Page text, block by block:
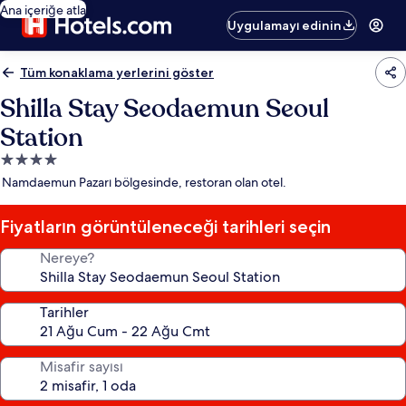
Ana içeriğe atla
Uygulamayı edinin
Tüm konaklama yerlerini göster
Shilla Stay Seodaemun Seoul
Station
4.0
yıldızlı
yeri
Namdaemun Pazarı bölgesinde, restoran olan otel.
Fiyatların görüntüleneceği tarihleri seçin
Nereye?
Tarihler
Misafir sayısı